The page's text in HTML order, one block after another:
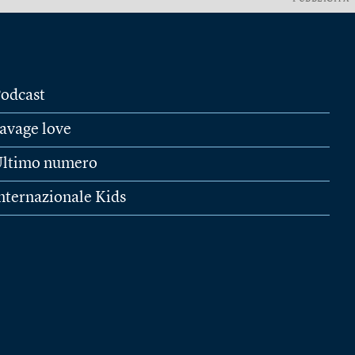
love
numero
Kids